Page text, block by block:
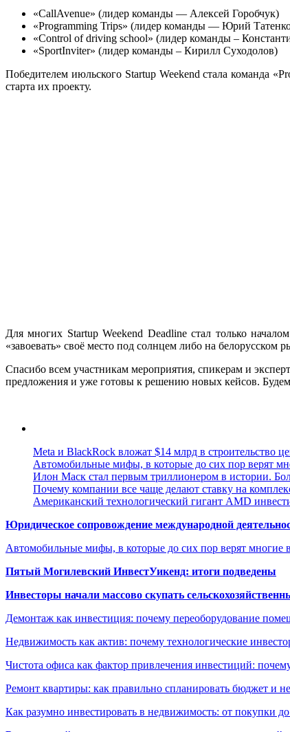
«CallAvenue» (лидер команды — Алексей Горобчук)
«Programming Trips» (лидер команды — Юрий
«Control of driving school» (лидер команды –
«SportInviter» (лидер команды – Кирилл Суходолов)
Победителем июльского Startup Weekend стала команда
старта их проекту.
Для многих Startup Weekend Deadline стал только
«завоевать» своё место под солнцем либо на белорусском
Спасибо всем участникам мероприятия, спикерам и
предложения и уже готовы к решению новых кейсов. Будем
Meta и BlackRock вложат $14 млрд в строительство
Автомобильные мифы, в которые до сих пор верят
Илон Маск стал первым триллионером в истории.
Почему компании все чаще делают ставку на
Американский технологический гигант AMD
Юридическое сопровождение международной
Автомобильные мифы, в которые до сих пор верят многие
Пятый Могилевский ИнвестУикенд: итоги подведены
Инвесторы начали массово скупать
Демонтаж как инвестиция: почему переоборудование
Недвижимость как актив: почему технологические
Чистота офиса как фактор привлечения инвестиций:
Ремонт квартиры: как правильно спланировать бюджет и не
Как разумно инвестировать в недвижимость: от покупки